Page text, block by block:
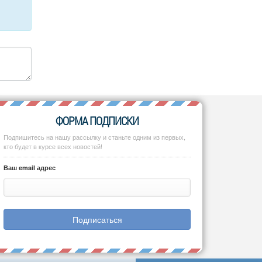
ФОРМА ПОДПИСКИ
Подпишитесь на нашу рассылку и станьте одним из первых,
кто будет в курсе всех новостей!
Ваш email адрес
Подписаться